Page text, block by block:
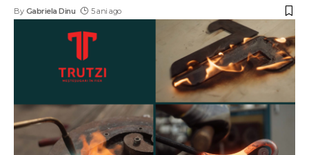
By Gabriela Dinu 5 ani ago